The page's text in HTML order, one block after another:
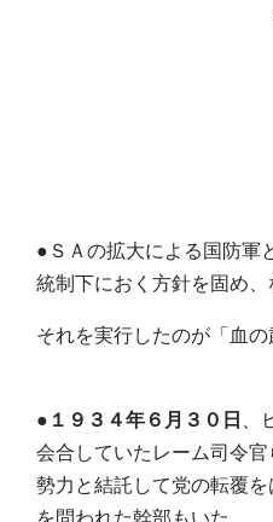
●ＳＡの拡大による国防軍
統制下におく方針を固め
それを実行したのが「血の
● １９３４年６月３０日
会合していたレーム司令
勢力と結託して党の転覆
を問われた幹部もいた。